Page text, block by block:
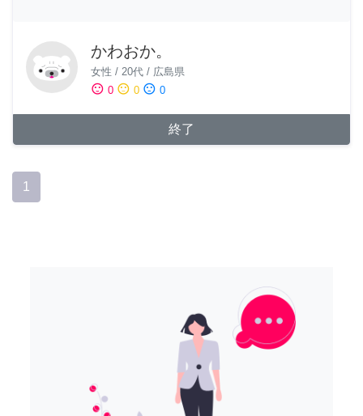
かわおか。
女性 / 20代 / 広島県
sentiment_satisfied 0 sentiment_neutral 0 sentiment_dissatisfied 0
終了
1